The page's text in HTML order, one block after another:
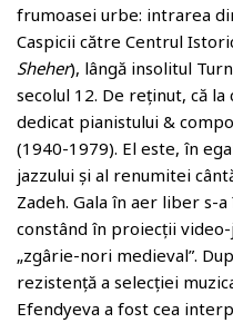
frumoasei urbe: intrarea
Caspicii către Centrul
Sheher), lângă insolitul
secolul 12. De reținut, că la
dedicat pianistului &
(1940-1979). El este, în
jazzului și al renumitei
Zadeh. Gala în aer liber s-
constând în proiecții
„zgârie-nori medieval”.
rezistență a selecției
Efendyeva a fost cea